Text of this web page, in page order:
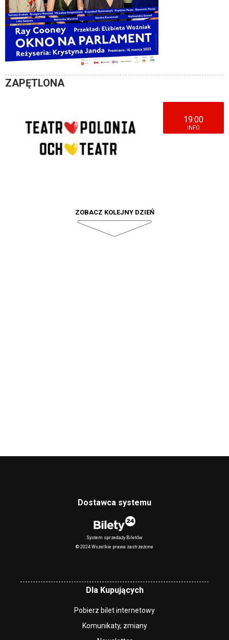
ZAPĘTLONA
19:00
INFO
ZOBACZ KOLEJNY DZIEŃ
Dostawca systemu
System sprzedaży Biletów
© 2024 Wszelkie prawa zastrzeżone
Dla Kupujących
Pobierz bilet internetowy
Komunikaty, zmiany